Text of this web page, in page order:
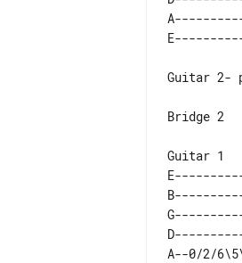
Guitar 2-
Bridge 2
A--0/2/